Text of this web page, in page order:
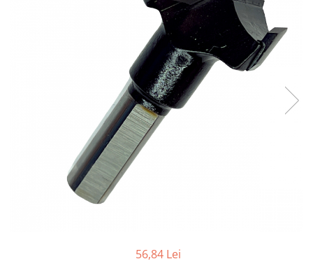
Aparatura si echipamente
Curatare aer conditionat
Curatare electronice & IT
Curatare instalatii si centrale
56,84 Lei